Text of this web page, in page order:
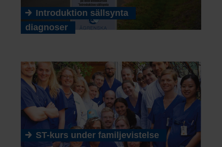
Introduktion sällsynta
diagnoser
ST-kurs under familjevistelse